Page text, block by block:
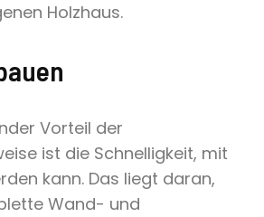
Holzhaus.
Vorteil der
ist die Schnelligkeit, mit
kann. Das liegt daran,
Wand- und